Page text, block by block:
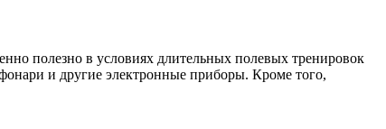
полезно в условиях длительных полевых тренировок
и другие электронные приборы. Кроме того,